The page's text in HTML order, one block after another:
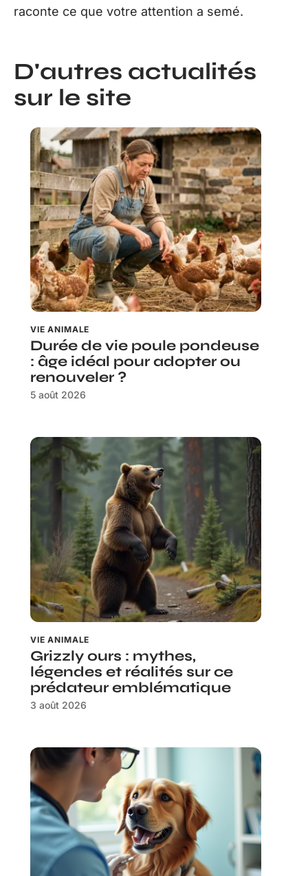
raconte ce que votre attention a semé.
D'autres actualités
sur le site
VIE ANIMALE
Durée de vie poule pondeuse
: âge idéal pour adopter ou
renouveler ?
5 août 2026
VIE ANIMALE
Grizzly ours : mythes,
légendes et réalités sur ce
prédateur emblématique
3 août 2026